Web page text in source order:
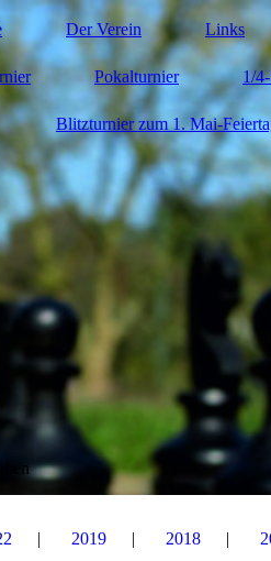
Der Verein Links
Pokalturnier 1/
Blitzturnier zum 1. Mai-
2019 2018